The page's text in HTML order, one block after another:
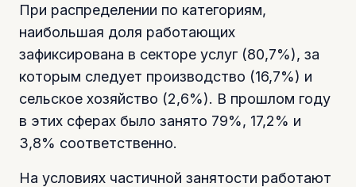
При распределении по категориям,
наибольшая доля работающих
зафиксирована в секторе услуг (80,7%), за
которым следует производство (16,7%) и
сельское хозяйство (2,6%). В прошлом году
в этих сферах было занято 79%, 17,2% и
3,8% соответственно.
На условиях частичной занятости работают